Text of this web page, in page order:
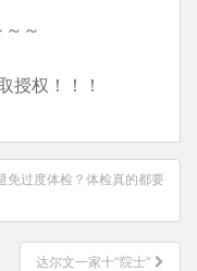
～
授权！！！
免过度体检？体检真的都要
达尔文一家十“院士”